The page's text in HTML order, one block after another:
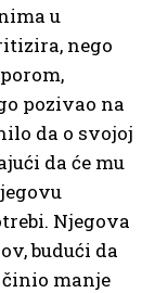
u
nego
pozivao na
da o svojoj
da će mu
Njegova
budući da
manje